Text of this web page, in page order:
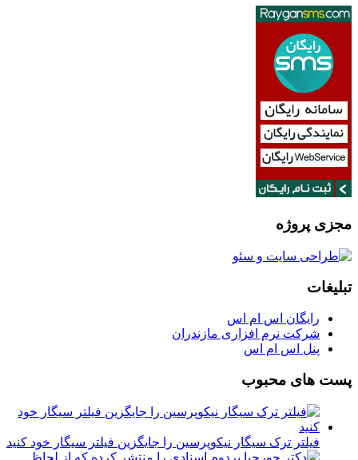
مجزی پروژه
تبلیغات
رایگان اس ام اس
شرکت نرم افزاری مازندران
پنل اس ام اس
پست های محبوب
فیلتر ترک سیگار نیکوپرسین را جایگزین فیلتر سیگار خود کنید